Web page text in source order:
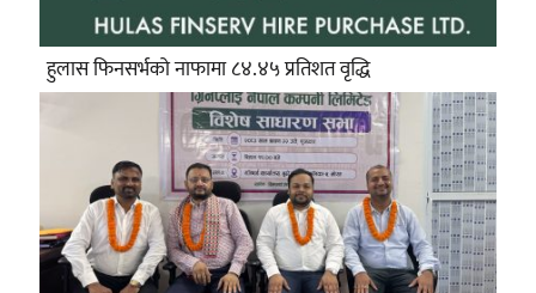
हुलास फिनसर्भको नाफामा ८४.४५ प्रतिशत वृद्धि